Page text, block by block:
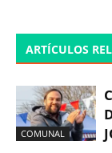
ARTÍCULOS
COMUNAL